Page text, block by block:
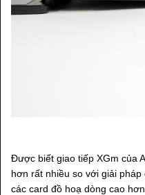
Được biết giao tiếp XGm của
hơn rất nhiều so với giải
các card đồ hoạ dòng cao hơn.